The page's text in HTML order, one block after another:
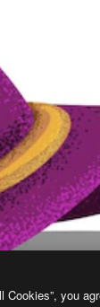
Cookies”, you